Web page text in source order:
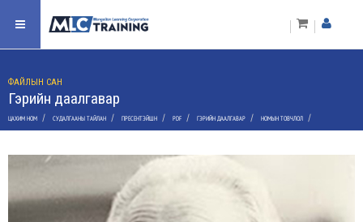
ФАЙЛЫН САН
Гэрийн даалгавар
ЦАХИМ НОМ / СУДАЛГААНЫ ТАЙЛАН / ПРЕСЕНТЭЙШН / PDF / ГЭРИЙН ДААЛГАВАР / НОМЫН ТОВЧЛОЛ /